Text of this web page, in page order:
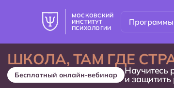
МОСКОВСКИЙ
ИНСТИТУТ
ПСИХОЛОГИИ
ШКОЛА, ТАМ ГДЕ
Бесплатный онлайн-вебинар Научитесь
и защитить